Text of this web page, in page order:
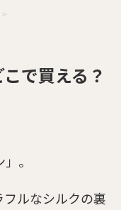
>
で買える？
。
ルなシルクの裏